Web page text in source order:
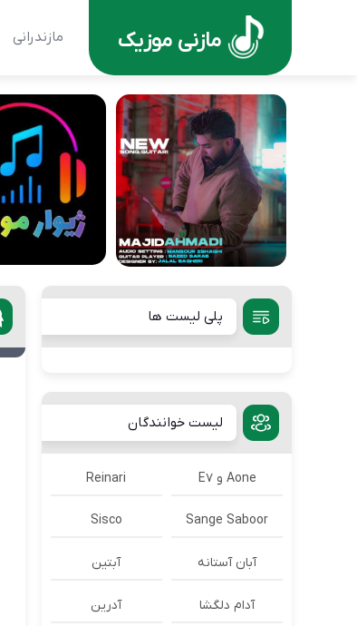
مازنی موزیک مازندرانی
پلی لیست ها
لیست خوانندگان
Aone و E7 Reinari
Sange Saboor
Sisco
آبان آستانه آبتین
آدام دلگشا آدرين